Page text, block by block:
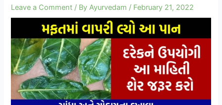
Leave a Comment / By Ayurvedam / February 21, 2022